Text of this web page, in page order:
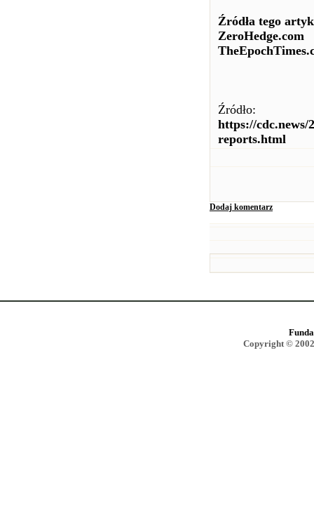
Źródła tego
ZeroHedge.com
Źródło:
https://cdc.news/
reports.html
Dodaj komentarz
Copyright ©